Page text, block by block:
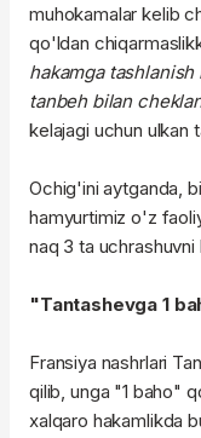
muhokamalar kelib
qo'ldan
hakamga
tanbeh bilan
kelajagi uchun ulkan
Ochig'ini aytganda,
hamyurtimiz o'z
naq 3 ta
"Tantashevga 1
Fransiya nashrlari
qilib, unga "1 baho"
xalqaro hakamlikda